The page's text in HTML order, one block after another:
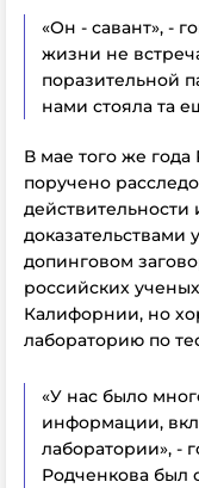
«Он - савант», -
жизни не
поразительной
нами стояла та
В мае того же
поручено
допинговом
российских
Калифорнии, но
лабораторию по
«У нас было
информации,
лаборатории», -
Родченкова был